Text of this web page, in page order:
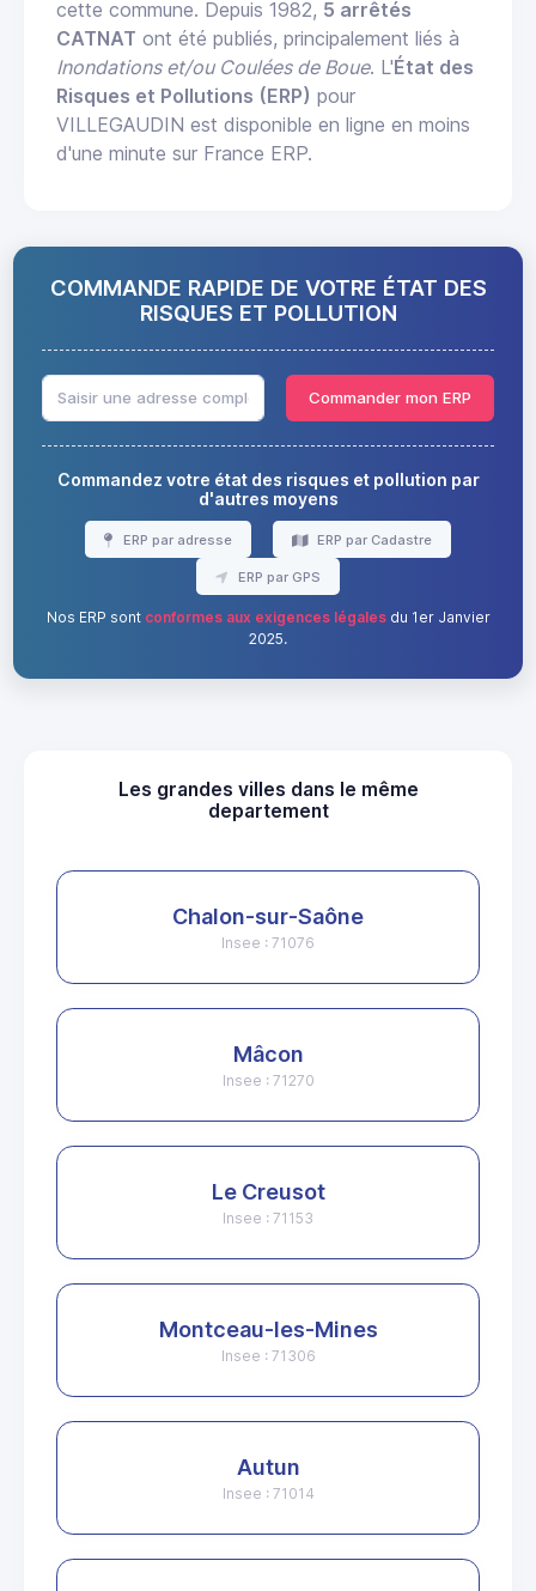
cette commune. Depuis 1982, 5 arrêtés
CATNAT ont été publiés, principalement liés à
Inondations et/ou Coulées de Boue. L'État des
Risques et Pollutions (ERP) pour
VILLEGAUDIN est disponible en ligne en moins
d'une minute sur France ERP.
COMMANDE RAPIDE DE VOTRE ÉTAT DES
RISQUES ET POLLUTION
Commander mon ERP
Commandez votre état des risques et pollution par
d'autres moyens
ERP par adresse ERP par Cadastre
ERP par GPS
Nos ERP sont conformes aux exigences légalesdu 1er Janvier
2025.
Les grandes villes dans le même
departement
Chalon-sur-Saône
Insee : 71076
Mâcon
Insee : 71270
Le Creusot
Insee : 71153
Montceau-les-Mines
Insee : 71306
Autun
Insee : 71014